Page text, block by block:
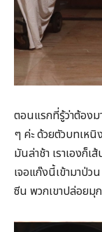
ตอนแรกที่รู้ว่าต้องม
ๆ ค่ะ ด้วยตัวบทเหนิ
มันล่าช้า เราเองก็
เจอแก๊งนี้เข้ามาป่
ซีน พวกเขาปล่อยมุก